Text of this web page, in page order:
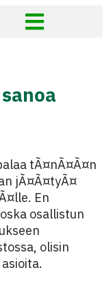
tÃ¤nÃ¤Ã¤n
jÃ¤Ã¤tyÃ¤
En
osallistun
olisin